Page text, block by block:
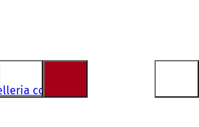
comunale